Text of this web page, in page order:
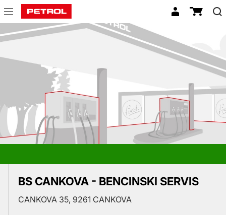
Prodajna
mesta
BS CANKOVA - BENCINSKI SERVIS
CANKOVA 35, 9261 CANKOVA